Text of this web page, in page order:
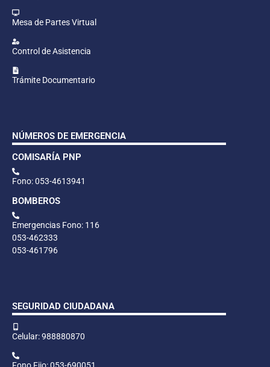
Mesa de Partes Virtual
Control de Asistencia
Trámite Documentario
NÚMEROS DE EMERGENCIA
COMISARÍA PNP
Fono: 053-4613941
BOMBEROS
Emergencias Fono: 116
053-462333
053-461796
SEGURIDAD CIUDADANA
Celular: 988880870
Fono Fijo: 053-690051